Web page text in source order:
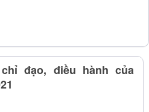
đạo, điều hành của